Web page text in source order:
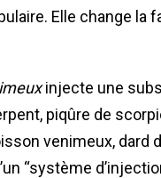
Elle change la
injecte une
piqûre de
venimeux, dard
“système